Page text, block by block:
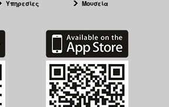
Υπηρεσίες
Μουσεία